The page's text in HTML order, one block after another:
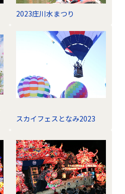
2023庄川水まつり
スカイフェスとなみ2023